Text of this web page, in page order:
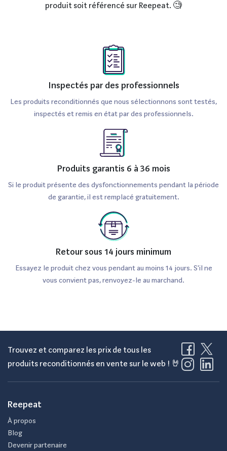
produit soit référencé sur Reepeat. 🧐
Inspectés par des professionnels
Les produits reconditionnés que nous sélectionnons sont testés,
inspectés et remis en état par des professionnels.
Produits garantis 6 à 36 mois
Si le produit présente des dysfonctionnements pendant la période
de garantie, il est remplacé gratuitement.
Retour sous 14 jours minimum
Essayez le produit chez vous pendant au moins 14 jours. S'il ne
vous convient pas, renvoyez-le au marchand.
Trouvez et comparez les prix de tous les
produits reconditionnés en vente sur le web ! 🤘
Reepeat
À propos
Blog
Devenir partenaire